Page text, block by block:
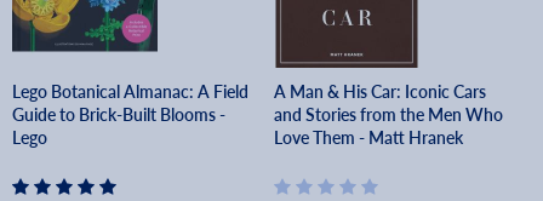
Lego Botanical Almanac: A Field
Guide to Brick-Built Blooms -
Lego
A Man & His Car: Iconic Cars
and Stories from the Men Who
Love Them - Matt Hranek